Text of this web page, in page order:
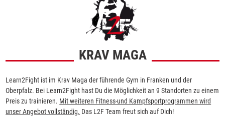
KRAV MAGA
Learn2Fight ist im Krav Maga der führende Gym in Franken und der
Oberpfalz. Bei Learn2Fight hast Du die Möglichkeit an 9 Standorten zu einem
Preis zu trainieren. Mit weiteren Fitness-und Kampfsportprogrammen wird
unser Angebot vollständig. Das L2F Team freut sich auf Dich!